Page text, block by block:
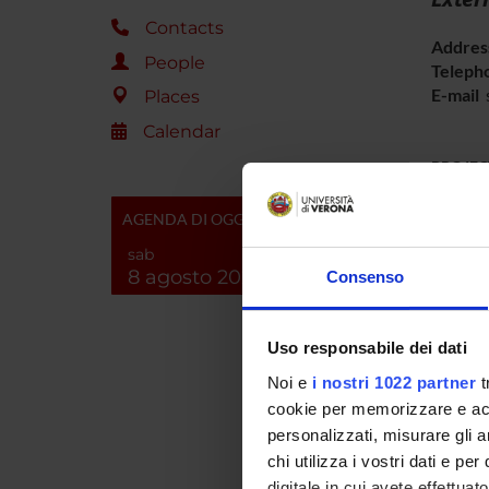
Consenso
Uso responsabile dei dati
Noi e i nostri 1022 partner
cookie per memorizzare e
personalizzati, misurare gli
chi utilizza i vostri dati e per
Contacts
People
Places
Calendar
AGENDA DI OGGI
sab
8 agosto 2026
E-mail
della